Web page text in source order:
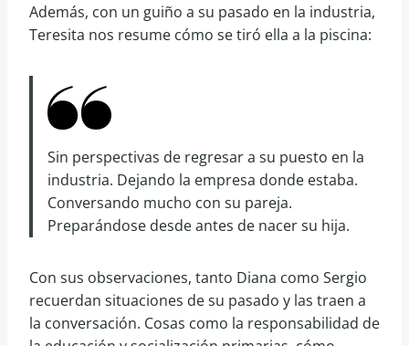
Además, con un guiño a su pasado en la industria,
Teresita nos resume cómo se tiró ella a la piscina:
Sin perspectivas de regresar a su puesto en la
industria. Dejando la empresa donde estaba.
Conversando mucho con su pareja.
Preparándose desde antes de nacer su hija.
Con sus observaciones, tanto Diana como Sergio
recuerdan situaciones de su pasado y las traen a
la conversación. Cosas como la responsabilidad de